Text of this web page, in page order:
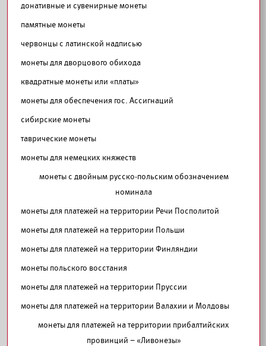
донативные и сувенирные монеты
памятные монеты
червонцы с латинской надписью
монеты для дворцового обихода
квадратные монеты или «платы»
монеты для обеспечения гос. Ассигнаций
сибирские монеты
таврические монеты
монеты для немецких княжеств
монеты с двойным русско-польским обозначением
номинала
монеты для платежей на территории Речи Посполитой
монеты для платежей на территории Польши
монеты для платежей на территории Финляндии
монеты польского восстания
монеты для платежей на территории Пруссии
монеты для платежей на территории Валахии и Молдовы
монеты для платежей на территории прибалтийских
провинций – «Ливонезы»